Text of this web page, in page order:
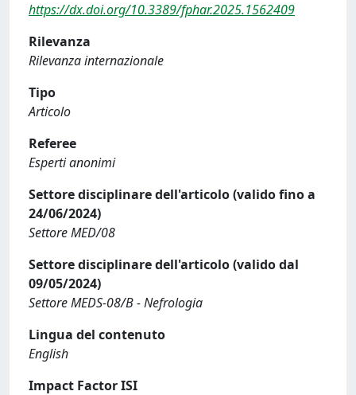
https://dx.doi.org/10.3389/fphar.2025.1562409
Rilevanza
Rilevanza internazionale
Tipo
Articolo
Referee
Esperti anonimi
Settore disciplinare dell'articolo (valido fino a
24/06/2024)
Settore MED/08
Settore disciplinare dell'articolo (valido dal
09/05/2024)
Settore MEDS-08/B - Nefrologia
Lingua del contenuto
English
Impact Factor ISI